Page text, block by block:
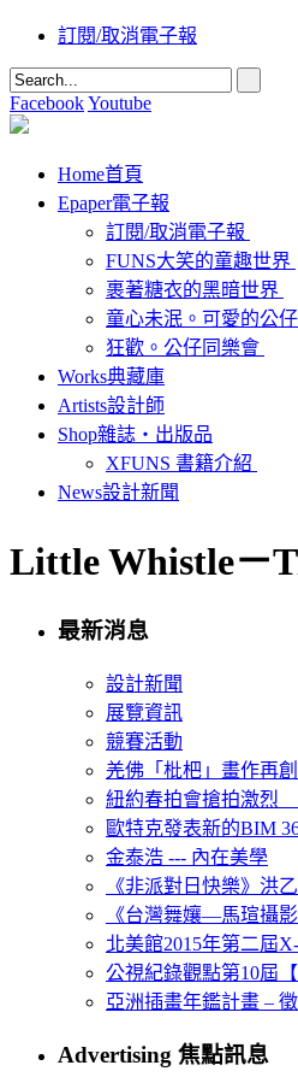
訂閱/取消電子報
FacebookYoutube
Home首頁
Epaper電子報
訂閱/取消電子報
FUNS大笑的童趣世界
裹著糖衣的黑暗世界
童心未泯。可愛的公
狂歡。公仔同樂會
Works典藏庫
Artists設計師
Shop雜誌‧出版品
XFUNS 書籍介紹
News設計新聞
Little Whistle－
最新消息
設計新聞
展覽資訊
競賽活動
羌佛「枇杷」畫作再
紐約春拍會搶拍激烈
歐特克發表新的BIM
金泰浩 --- 內在美學
《非派對日快樂》洪
《台灣舞孃—馬瑄攝影
北美館2015年第二屆
公視紀錄觀點第10屆
亞洲插畫年鑑計畫 –
Advertising 焦點訊息